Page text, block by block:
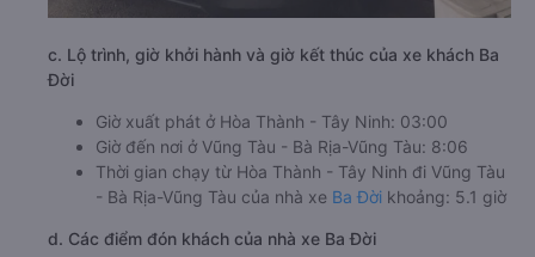
c. Lộ trình, giờ khởi hành và giờ kết thúc của xe khách Ba
Đời
Giờ xuất phát ở Hòa Thành - Tây Ninh: 03:00
Giờ đến nơi ở Vũng Tàu - Bà Rịa-Vũng Tàu: 8:06
Thời gian chạy từ Hòa Thành - Tây Ninh đi Vũng Tàu
- Bà Rịa-Vũng Tàu của nhà xe Ba Đời khoảng: 5.1 giờ
d. Các điểm đón khách của nhà xe Ba Đời